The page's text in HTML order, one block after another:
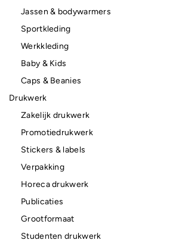
Jassen & bodywarmers
Sportkleding
Werkkleding
Baby & Kids
Caps & Beanies
Drukwerk
Zakelijk drukwerk
Promotiedrukwerk
Stickers & labels
Verpakking
Horeca drukwerk
Publicaties
Grootformaat
Studenten drukwerk